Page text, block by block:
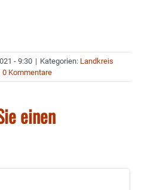
- 9:30 | Kategorien: Landkreis
0 Kommentare
einen